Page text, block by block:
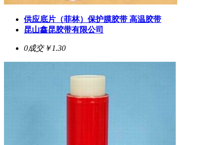
供应底片（菲林）保护膜胶带 高温胶带
昆山鑫昆胶带有限公司
0成交￥1.30